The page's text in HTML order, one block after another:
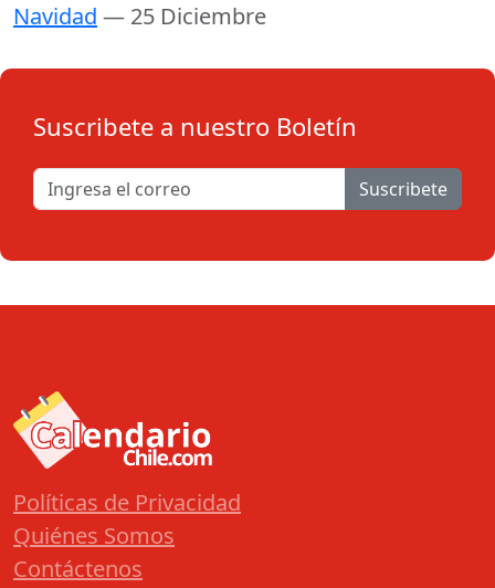
Navidad — 25 Diciembre
Suscribete a nuestro Boletín
Suscribete
Políticas de Privacidad
Quiénes Somos
Contáctenos